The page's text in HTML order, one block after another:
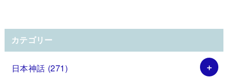
カテゴリー
日本神話 (271)